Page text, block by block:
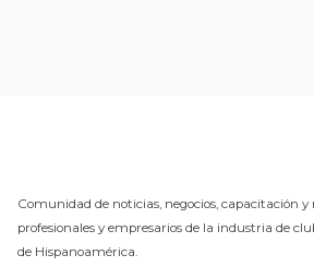
Comunidad de noticias, negocios, capacitación
profesionales y empresarios de la industria de
de Hispanoamérica.